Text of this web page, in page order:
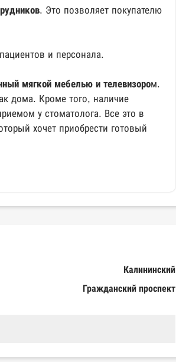
. Это позволяет покупателю
и персонала.
мягкой мебелью и телевизором.
дома. Кроме того, наличие
у стоматолога. Все это в
хочет приобрести готовый
Калининский
Гражданский проспект